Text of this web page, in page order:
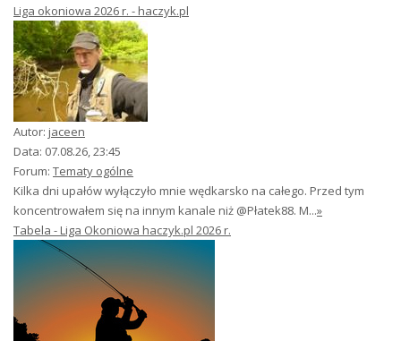
Liga okoniowa 2026 r. - haczyk.pl
Autor: jaceen
Data: 07.08.26, 23:45
Forum: Tematy ogólne
Kilka dni upałów wyłączyło mnie wędkarsko na całego. Przed tym
koncentrowałem się na innym kanale niż @Płatek88. M...»
Tabela - Liga Okoniowa haczyk.pl 2026 r.